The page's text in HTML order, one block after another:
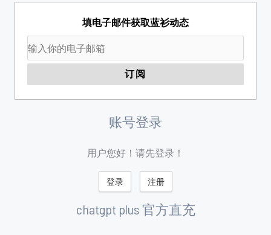
填电子邮件获取蓝衫动态
账号登录
用户您好！请先登录！
登录 注册
chatgpt plus 官方直充